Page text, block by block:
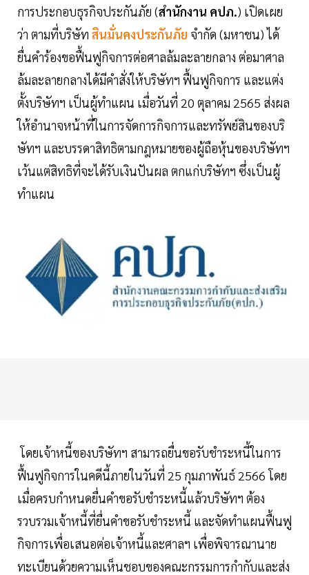
การประกอบธุรกิจประกันภัย (สำนักงาน คปภ.) เปิดเผย
ว่า ตามที่บริษัท สินมั่นคงประกันภัย จำกัด (มหาชน) ได้
ยื่นคำร้องขอฟื้นฟูกิจการต่อศาลล้มละลายกลาง ต่อมาศาล
ล้มละลายกลางได้มีคำสั่งให้บริษัทฯ ฟื้นฟูกิจการ และแต่ง
ตั้งบริษัทฯ เป็นผู้ทำแผน เมื่อวันที่ 20 ตุลาคม 2565 ส่งผล
ให้อำนาจหน้าที่ในการจัดการกิจการและทรัพย์สินของบริ
ษัทฯ และบรรดาสิทธิตามกฎหมายของผู้ถือหุ้นของบริษัทฯ
เว้นแต่สิทธิที่จะได้รับเงินปันผล ตกแก่บริษัทฯ ซึ่งเป็นผู้
ทำแผน
โดยเจ้าหนี้ของบริษัทฯ สามารถยื่นขอรับชำระหนี้ในการ
ฟื้นฟูกิจการในคดีนี้ภายในวันที่ 25 กุมภาพันธ์ 2566 โดย
เมื่อครบกำหนดยื่นคำขอรับชำระหนี้แล้วบริษัทฯ ต้อง
รวบรวมเจ้าหนี้ที่ยื่นคำขอรับชำระหนี้ และจัดทำแผนฟื้นฟู
กิจการเพื่อเสนอต่อเจ้าหนี้และศาลฯ เพื่อพิจารณานาย
ทะเบียนด้วยความเห็นชอบของคณะกรรมการกำกับและส่ง